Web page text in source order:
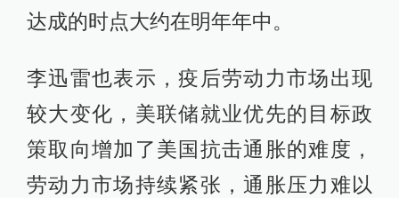
达成的时点大约在明年年中。
李迅雷也表示，疫后劳动力市场出现
较大变化，美联储就业优先的目标政
策取向增加了美国抗击通胀的难度，
劳动力市场持续紧张，通胀压力难以